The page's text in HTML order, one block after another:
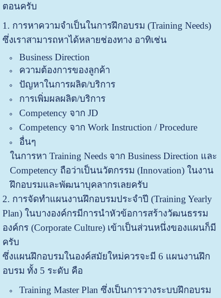
ตอนครับ
1. การหาความจำเป็นในการฝึกอบรม (Training Needs)
ซึ่งเราสามารถหาได้หลายช่องทาง อาทิเช่น
Business Direction
ความต้องการของลูกค้า
ปัญหาในการผลิต/บริการ
การเพิ่มผลผลิต/บริการ
Competency จาก JD
Competency จาก Work Instruction / Procedure
อื่นๆ
ในการหา Training Needs จาก Business Direction และ
Competency ถือว่าเป็นนวัตกรรม (Innovation) ในงาน
ฝึกอบรมและพัฒนาบุคลากรเลยครับ
2. การจัดทำแผนงานฝึกอบรมประจำปี (Training Yearly
Plan) ในบางองค์กรมีการนำหัวข้อการสร้างวัฒนธรรม
องค์กร (Corporate Culture) เข้าเป็นส่วนหนึ่งของแผนก็มี
ครับ
ซึ่งแผนฝึกอบรมในองค์สมัยใหม่ควรจะมี 6 แผนงานฝึก
อบรม ทั้ง 5 ระดับ คือ
Training Master Plan ซึ่งเป็นการวางระบบฝึกอบรม